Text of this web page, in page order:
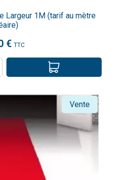
Largeur 1M (tarif au mètre
€ TTC
Vente